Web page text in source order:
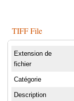
TIFF File
Extension de
fichier
Catégorie
Description